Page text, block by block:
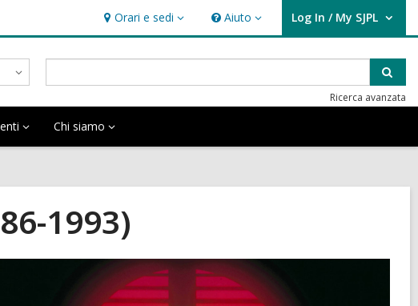
Orari e sedi
Orari
e
sedi
Aiuto
Aiuto Log In / My SJPL
User Log In / My SJPL.
Ricerca avanzata
Chi siamo
1993)